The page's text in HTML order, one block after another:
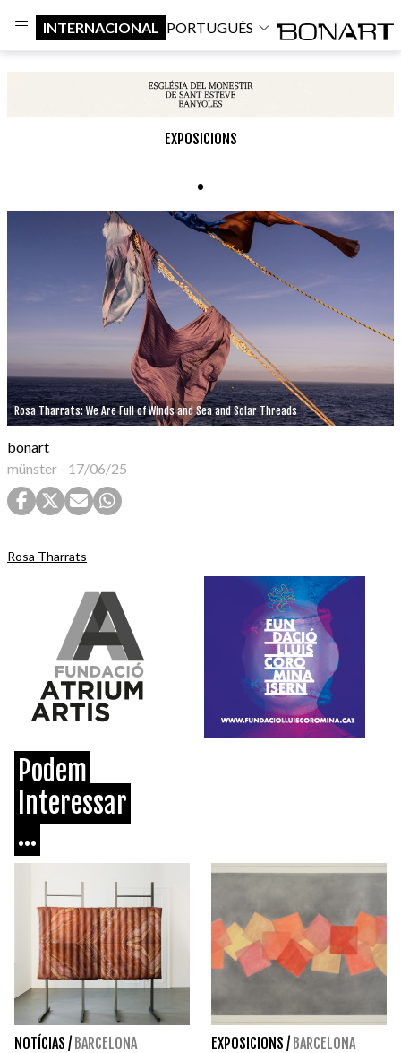
INTERNACIONAL PORTUGUÊS
EXPOSICIONS
.
Rosa Tharrats: We Are Full of Winds and Sea and Solar Threads
bonart
münster - 17/06/25
Rosa Tharrats
Podem
Interessar
...
NOTÍCIAS / BARCELONA EXPOSICIONS / BARCELONA